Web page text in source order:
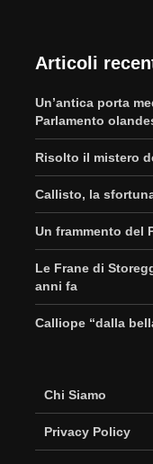
Articoli
Un’antica porta
Parlamento
Risolto il mistero
Callisto, la
Un frammento del
Le Frane di
anni fa
Calliope “dalla
Chi Siamo
Privacy Policy